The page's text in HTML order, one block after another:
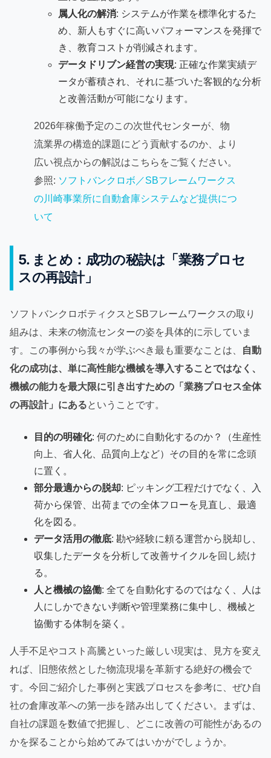
属人化の解消: システムが作業を標準化するた
め、新人もすぐに高いパフォーマンスを発揮で
き、教育コストが削減されます。
データドリブン経営の実現: 正確な作業実績デ
ータが蓄積され、それに基づいた客観的な分析
と改善活動が可能になります。
2026年稼働予定のこの次世代センターが、物
流業界の構造的課題にどう貢献するのか、より
広い視点からの解説はこちらをご覧ください。
参照: ソフトバンクロボ／SBフレームワークス
の川崎事業所に自動倉庫システムなど提供につ
いて
5. まとめ：成功の秘訣は「業務プロセ
スの再設計」
ソフトバンクロボティクスとSBフレームワークスの取り
組みは、未来の物流センターの姿を具体的に示していま
す。この事例から我々が学ぶべき最も重要なことは、
自動
化の成功は、単に高性能な機械を導入することではなく、
機械の能力を最大限に引き出すための「業務プロセス全体
の再設計」にあるということです。
目的の明確化: 何のために自動化するのか？（生産性
向上、省人化、品質向上など）その目的を常に念頭
に置く。
部分最適からの脱却: ピッキング工程だけでなく、入
荷から保管、出荷までの全体フローを見直し、最適
化を図る。
データ活用の徹底: 勘や経験に頼る運営から脱却し、
収集したデータを分析して改善サイクルを回し続け
る。
人と機械の協働: 全てを自動化するのではなく、人は
人にしかできない判断や管理業務に集中し、機械と
協働する体制を築く。
人手不足やコスト高騰といった厳しい現実は、見方を変え
れば、旧態依然とした物流現場を革新する絶好の機会で
す。今回ご紹介した事例と実践プロセスを参考に、ぜひ自
社の倉庫改革への第一歩を踏み出してください。まずは、
自社の課題を数値で把握し、どこに改善の可能性があるの
かを探ることから始めてみてはいかがでしょうか。